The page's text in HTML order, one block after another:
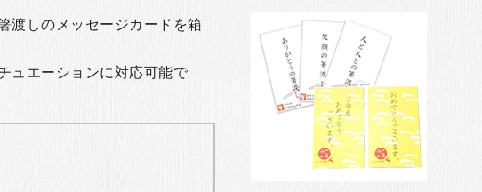
渡しのメッセージカードを箱
ュエーションに対応可能で